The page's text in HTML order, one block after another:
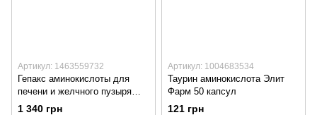
Артикул: 1463559732
Гепакс аминокислоты для
печени и желчного пузыря
Tibetan Formula 120 г
1 340 грн
Артикул: 1004683534
Таурин аминокислота Элит
Фарм 50 капсул
121 грн